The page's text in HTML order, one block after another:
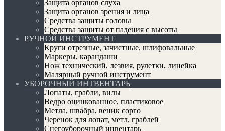
Защита органов слуха
Защита органов зрения и лица
Средства защиты головы
Средства защиты от падения с высоты
РУЧНОЙ ИНСТРУМЕНТ
Круги отрезные, зачистные, шлифовальные
Маркеры, карандаши
Нож технический, лезвия, рулетки, линейка
Малярный ручной инструмент
УБОРОЧНЫЙ ИНТВЕНТАРЬ
Лопаты, грабли, вилы
Ведро оцинкованное, пластиковое
Метла, швабра, веник сорго
Черенок для лопат, метл, граблей
Снегоуборочный инвентарь